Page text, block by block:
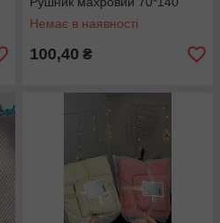
Немає в наявності
100,40 ₴